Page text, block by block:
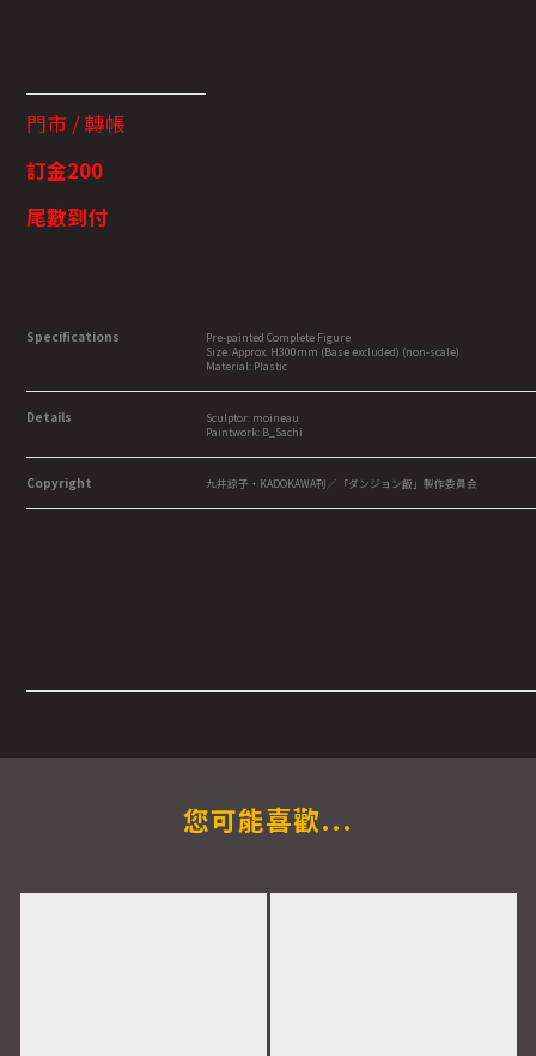
門市 / 轉帳
訂金200
尾數到付
Specifications
Pre-painted Complete Figure
Size: Approx. H300mm (Base excluded) (non-scale)
Material: Plastic
Details
Sculptor: moineau
Paintwork: B_Sachi
Copyright 九井諒子・KADOKAWA刊／「ダンジョン飯」製作委員会
您可能喜歡...